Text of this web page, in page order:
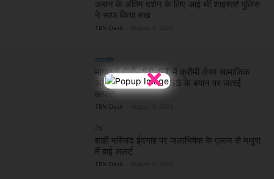
×
अबान के अंतिम दर्शन के लिए आई थीं शाइस्ता! पुलिस
ने साफ किया रुख
TBN Desk
राजनीति
मायावती बोलीं- SC-ST में क्रीमी लेयर सामाजिक
अधिकारों के खिलाफ, RSS के बयान पर जताई
आपत्ति
TBN Desk
देश
शाही मस्जिद ईदगाह पर जलाभिषेक के एलान से मथुरा
में हाई अलर्ट
TBN Desk